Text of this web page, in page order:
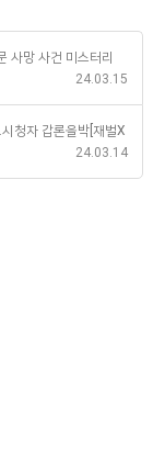
사망 사건 미스터리
24.03.15
청자 갑론을박[재벌X
24.03.14